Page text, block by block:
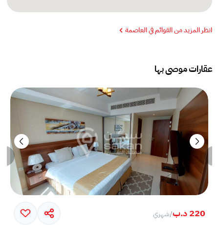
انظر المزيد من القوائم في العاصمة
عقارات موصى بها
220 د.ب /شهري